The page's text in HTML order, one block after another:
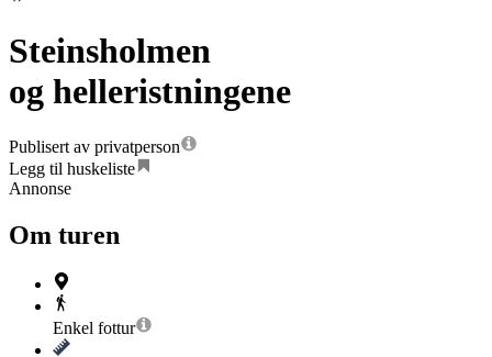
Steinsholmen
og helleristningene
Publisert av privatperson
Legg til huskeliste
Annonse
Om turen
Enkel fottur